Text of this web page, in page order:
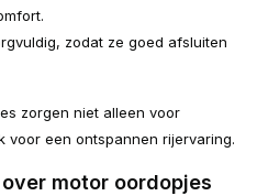
zodat ze goed afsluiten
zorgen niet alleen voor
voor een ontspannen rijervaring.
motor oordopjes